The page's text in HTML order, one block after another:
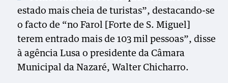
estado mais cheia de turistas”, destacando-se
o facto de “no Farol [Forte de S. Miguel]
terem entrado mais de 103 mil pessoas”, disse
à agência Lusa o presidente da Câmara
Municipal da Nazaré, Walter Chicharro.